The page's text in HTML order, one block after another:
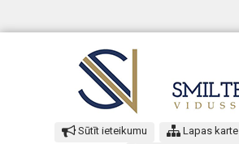
Sūtīt ieteikumu Lapas karte